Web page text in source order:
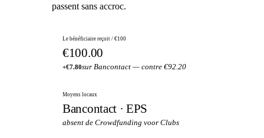
passent sans accroc.
Le bénéficiaire reçoit / €100
€100.00
+€7.80sur Bancontact — contre €92.20
Moyens locaux
Bancontact · EPS
absent de Crowdfunding voor Clubs